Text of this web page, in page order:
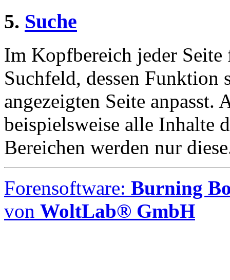
5. Suche
Im Kopfbereich jeder
Suchfeld, dessen Funktion
angezeigten Seite anpasst.
beispielsweise alle Inhalte
Bereichen werden nur
Forensoftware: Burning
von WoltLab® GmbH